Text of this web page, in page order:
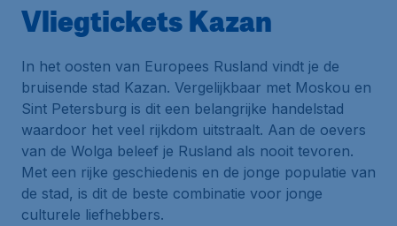
Vliegtickets Kazan
In het oosten van Europees Rusland vindt je de
bruisende stad Kazan. Vergelijkbaar met Moskou en
Sint Petersburg is dit een belangrijke handelstad
waardoor het veel rijkdom uitstraalt. Aan de oevers
van de Wolga beleef je Rusland als nooit tevoren.
Met een rijke geschiedenis en de jonge populatie van
de stad, is dit de beste combinatie voor jonge
culturele liefhebbers.